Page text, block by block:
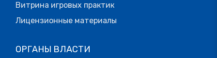
Витрина игровых практик
Лицензионные материалы
ОРГАНЫ ВЛАСТИ